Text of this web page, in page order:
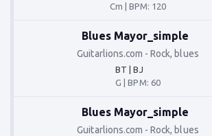
Cm | BPM: 120
Blues Mayor_simple
Guitarlions.com -Rock, blues
BT | BJ
G |BPM: 60
Blues Mayor_simple
Guitarlions.com -Rock, blues